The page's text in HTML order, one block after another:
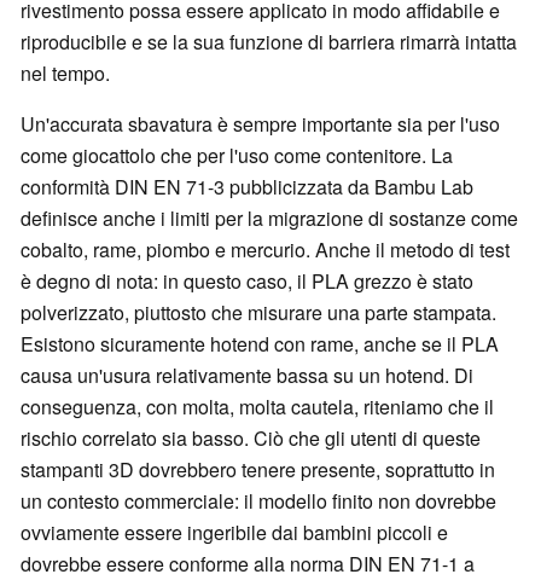
rivestimento possa essere applicato in modo affidabile e
riproducibile e se la sua funzione di barriera rimarrà intatta
nel tempo.
Un'accurata sbavatura è sempre importante sia per l'uso
come giocattolo che per l'uso come contenitore. La
conformità DIN EN 71-3 pubblicizzata da Bambu Lab
definisce anche i limiti per la migrazione di sostanze come
cobalto, rame, piombo e mercurio. Anche il metodo di test
è degno di nota: in questo caso, il PLA grezzo è stato
polverizzato, piuttosto che misurare una parte stampata.
Esistono sicuramente hotend con rame, anche se il PLA
causa un'usura relativamente bassa su un hotend. Di
conseguenza, con molta, molta cautela, riteniamo che il
rischio correlato sia basso. Ciò che gli utenti di queste
stampanti 3D dovrebbero tenere presente, soprattutto in
un contesto commerciale: il modello finito non dovrebbe
ovviamente essere ingeribile dai bambini piccoli e
dovrebbe essere conforme alla norma DIN EN 71-1 a